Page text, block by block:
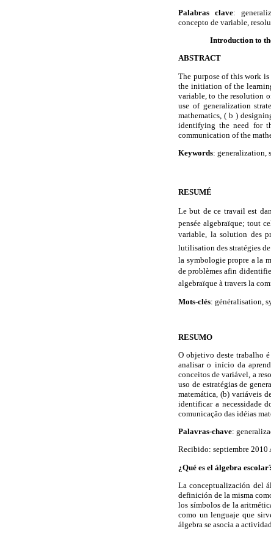
Palabras clave:
concepto de variable,
Introduction to
ABSTRACT
The purpose of this work
the initiation of the
variable, to the resolution
use of generalization
mathematics, ( b )
identifying the need for
communication of the
Keywords: generalization,
RESUMÉ
Le but de ce travail est
pensée algebraïque; tout
variable, la solution des
lutilisation des stratégies
la symbologie propre a la
de problèmes afin
algebraïque à travers la
Mots-clés: généralisation,
RESUMO
O objetivo deste trabalho
analisar o início da
conceitos de variável, a
uso de estratégias de
matemática, (b) variáveis
identificar a necessidade
comunicação das idéias
Palavras-chave:
Recibido: septiembre 2010
¿Qué es el álgebra
La conceptualización del
definición de la misma
los símbolos de la
como un lenguaje que
álgebra se asocia a